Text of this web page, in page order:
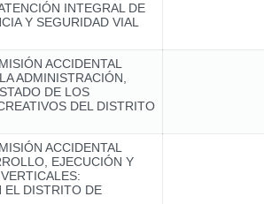
INTEGRAL DE
Y SEGURIDAD VIAL
ACCIDENTAL
ADMINISTRACIÓN,
DE LOS
DEL DISTRITO
ACCIDENTAL
EJECUCIÓN Y
EL DISTRITO DE